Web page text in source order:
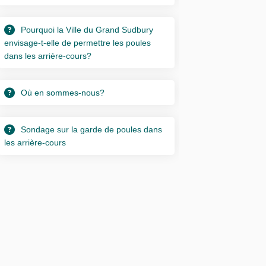
Pourquoi la Ville du Grand Sudbury
envisage-t-elle de permettre les poules
dans les arrière-cours?
Où en sommes-nous?
Sondage sur la garde de poules dans
les arrière-cours